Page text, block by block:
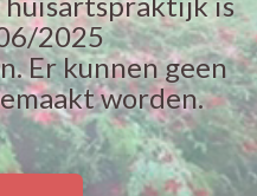
2025
Er kunnen geen
worden.